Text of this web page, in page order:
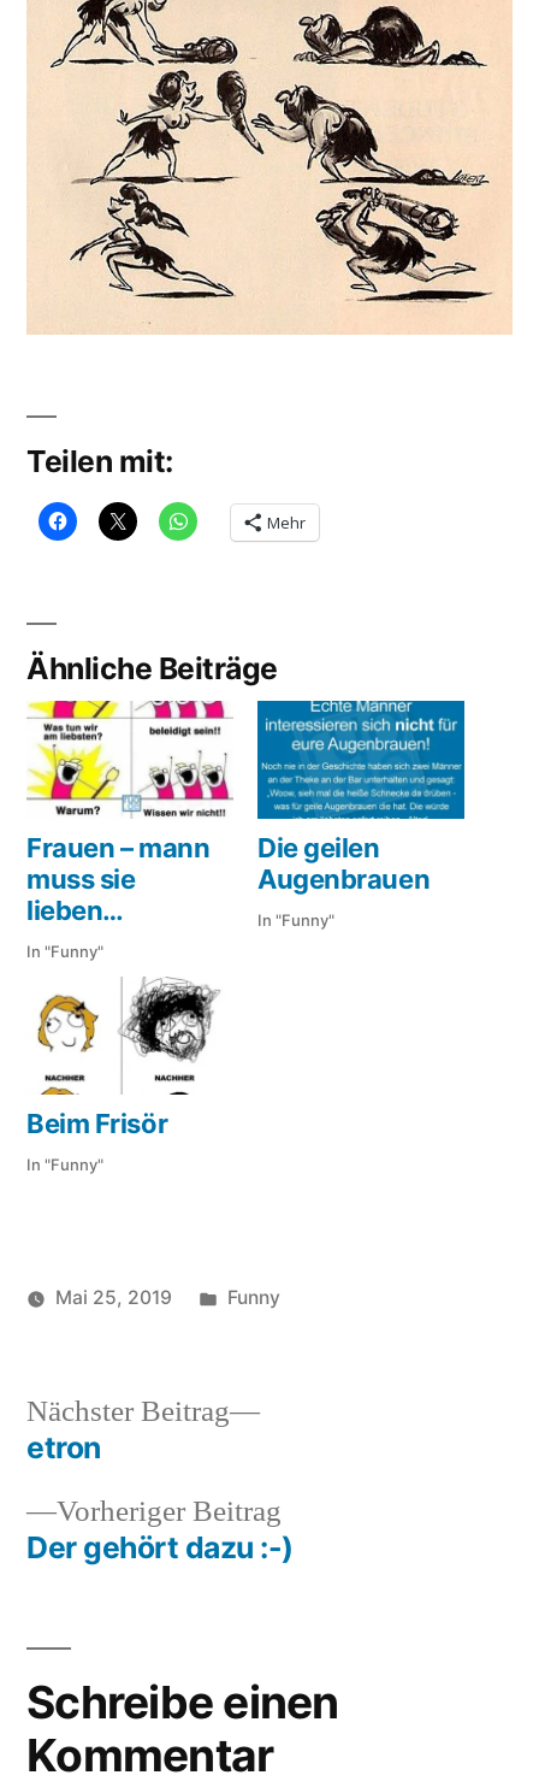
Teilen mit:
Mehr
Ähnliche Beiträge
Frauen – mann
muss sie
lieben…
In "Funny"
Die geilen
Augenbrauen
In "Funny"
Beim Frisör
In "Funny"
Mai 25, 2019
Veröffentlicht
Funny
Beitragsnavigation
Vorheriger Beitrag
Beitrag:
Der gehört dazu :-)
Nächster Beitrag
Nächster
etron
Schreibe einen
Kommentar